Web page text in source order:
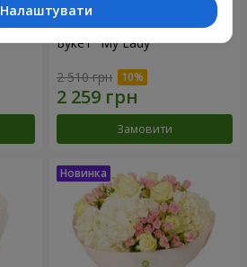
Букет "My Lady"
2 510 грн
Замовити
Налаштувати